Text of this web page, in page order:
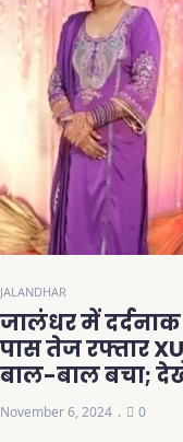
JALANDHAR
जालंधर में दर्दनाक
पास तेज रफ्तार
बाल-बाल बचा;
November 6, 2024 0